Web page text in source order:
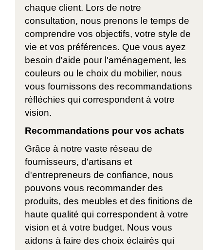
chaque client. Lors de notre
consultation, nous prenons le temps de
comprendre vos objectifs, votre style de
vie et vos préférences. Que vous ayez
besoin d'aide pour l'aménagement, les
couleurs ou le choix du mobilier, nous
vous fournissons des recommandations
réfléchies qui correspondent à votre
vision.
Recommandations pour vos achats
Grâce à notre vaste réseau de
fournisseurs, d'artisans et
d'entrepreneurs de confiance, nous
pouvons vous recommander des
produits, des meubles et des finitions de
haute qualité qui correspondent à votre
vision et à votre budget. Nous vous
aidons à faire des choix éclairés qui